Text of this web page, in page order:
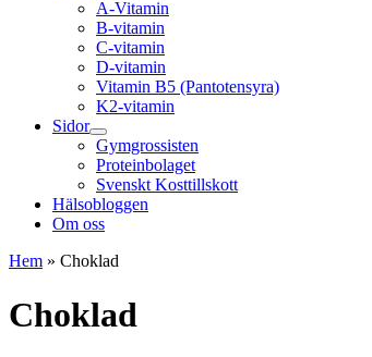
A-Vitamin
B-vitamin
C-vitamin
D-vitamin
Vitamin B5 (Pantotensyra)
K2-vitamin
Sidor
Gymgrossisten
Proteinbolaget
Svenskt Kosttillskott
Hälsobloggen
Om oss
Hem » Choklad
Choklad